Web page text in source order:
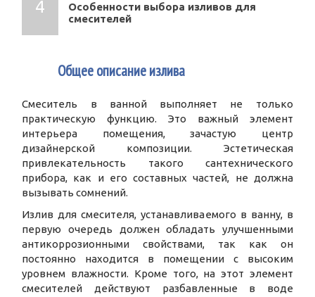
Особенности выбора изливов для
смесителей
Общее описание излива
Смеситель в ванной выполняет не только
практическую функцию. Это важный элемент
интерьера помещения, зачастую центр
дизайнерской композиции. Эстетическая
привлекательность такого сантехнического
прибора, как и его составных частей, не должна
вызывать сомнений.
Излив для смесителя, устанавливаемого в ванну, в
первую очередь должен обладать улучшенными
антикоррозионными свойствами, так как он
постоянно находится в помещении с высоким
уровнем влажности. Кроме того, на этот элемент
смесителей действуют разбавленные в воде